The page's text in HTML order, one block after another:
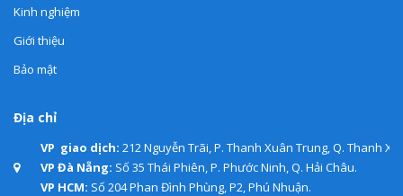
Kinh nghiệm
Giới thiệu
Bảo mật
Địa chỉ
VP giao dịch: 212 Nguyễn Trãi, P. Thanh Xuân Trung, Q. Thanh
VP Đà Nẵng: Số 35 Thái Phiên, P. Phước Ninh, Q. Hải Châu.
VP HCM: Số 204 Phan Đình Phùng, P2, Phú Nhuận.